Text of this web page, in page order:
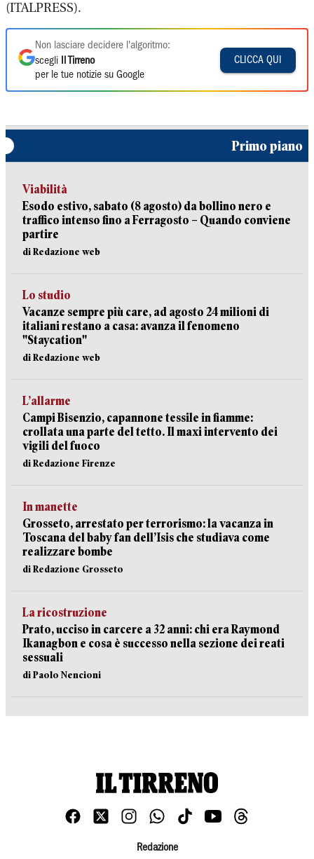
(ITALPRESS).
Non lasciare decidere l'algoritmo:
scegli
Il Tirreno
per le tue notizie su Google
CLICCA QUI
Primo piano
Viabilità
Esodo estivo, sabato (8 agosto) da bollino nero e
traffico intenso fino a Ferragosto – Quando conviene
partire
di Redazione web
Lo studio
Vacanze sempre più care, ad agosto 24 milioni di
italiani restano a casa: avanza il fenomeno
"Staycation"
di Redazione web
L’allarme
Campi Bisenzio, capannone tessile in fiamme:
crollata una parte del tetto. Il maxi intervento dei
vigili del fuoco
di Redazione Firenze
In manette
Grosseto, arrestato per terrorismo: la vacanza in
Toscana del baby fan dell’Isis che studiava come
realizzare bombe
di Redazione Grosseto
La ricostruzione
Prato, ucciso in carcere a 32 anni: chi era Raymond
Ikanagbon e cosa è successo nella sezione dei reati
sessuali
di Paolo Nencioni
Redazione